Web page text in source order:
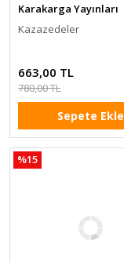
Karakarga Yayınları
Kazazedeler
663,00 TL
780,00 TL
Sepete Ekle
%15